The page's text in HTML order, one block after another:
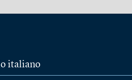
italiano